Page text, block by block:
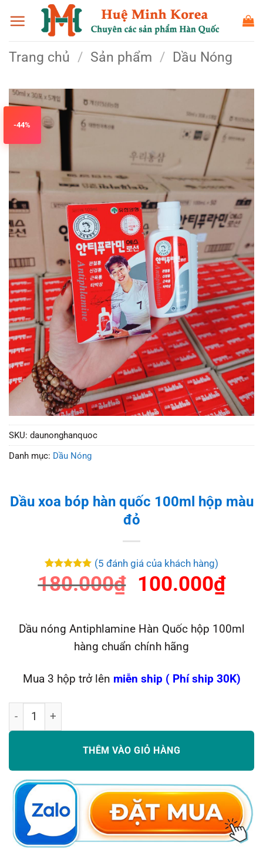
qua
dung
Trang chủ / Sản phẩm / Dầu Nóng
-44%
SKU: daunonghanquoc
Danh mục: Dầu Nóng
Dầu xoa bóp hàn quốc 100ml hộp màu
đỏ
5 trên 5
dựa trên
5
(5 đánh giá của khách hàng)
180.000₫ Giá
là:
180.000₫.
100.000₫Giá
tại
Dầu nóng Antiphlamine Hàn Quốc hộp 100ml
hàng chuẩn chính hãng
Mua 3 hộp trở lên miễn ship ( Phí ship 30K)
Dầu xoa bóp hàn quốc 100ml hộp màu đỏ số lượng
THÊM VÀO GIỎ HÀNG